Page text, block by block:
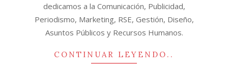
dedicamos a la Comunicación, Publicidad,
Periodismo, Marketing, RSE, Gestión, Diseño,
Asuntos Públicos y Recursos Humanos.
CONTINUAR LEYENDO..